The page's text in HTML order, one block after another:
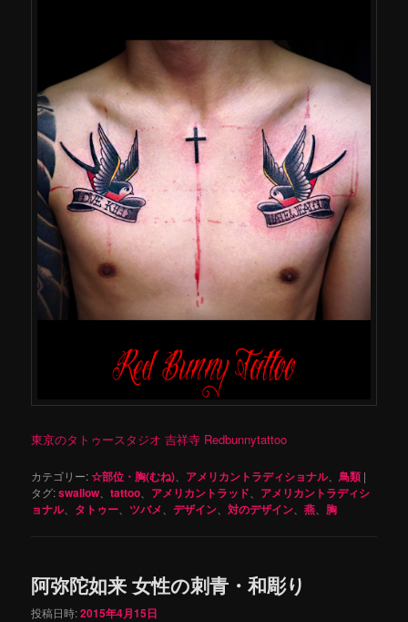
東京のタトゥースタジオ 吉祥寺 Redbunnytattoo
カテゴリー:☆部位・胸(むね) アメリカントラディショナル、鳥類 |
タグ:swallow 、tattoo アメリカントラッド
アメリカントラディシ
ョナル、 タトゥー 、ツバメ 、デザイン 、対のデザイン 、燕 胸
阿弥陀如来 女性の刺青・和彫り
投稿日時:2015年4月15日